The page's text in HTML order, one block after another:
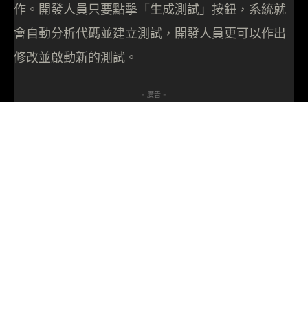
作。開發人員只要點擊「生成測試」按鈕，系統就
會自動分析代碼並建立測試，開發人員更可以作出
修改並啟動新的測試。
- 廣告 -